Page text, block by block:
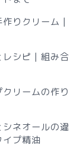
りクリーム |
レシピ | 組み合
リームの作り
ネオールの違
プ精油